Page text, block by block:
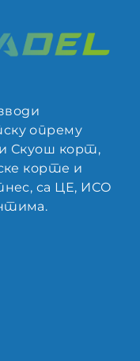
опрему
Скуош корт,
корте и
са ЦЕ, ИСО